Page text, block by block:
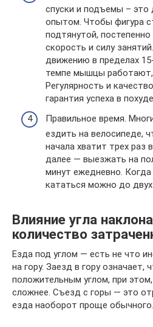
спуски и подъемы – это
опытом. Чтобы фигура
подтянутой,
скорость и силу
движению в пределах
темпе мышцы работают,
Регулярность и
гарантия успеха в
Правильное время.
ездить на велосипеде,
начала хватит трех раз
далее — выезжать на
минут ежедневно. Когда
кататься можно до
Влияние угла
количество
Езда под углом — есть не что
на гору. Заезд в гору означает,
положительным углом, при
сложнее. Съезд с горы — это
езда наоборот проще обычного.